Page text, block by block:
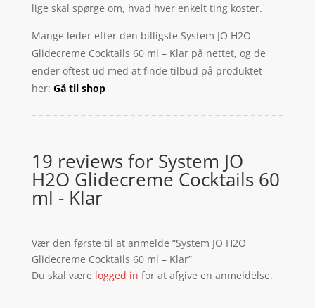
lige skal spørge om, hvad hver enkelt ting koster.
Mange leder efter den billigste System JO H2O
Glidecreme Cocktails 60 ml – Klar på nettet, og de
ender oftest ud med at finde tilbud på produktet
her: Gå til shop
19 reviews for System JO
H2O Glidecreme Cocktails 60
ml - Klar
Vær den første til at anmelde “System JO H2O
Glidecreme Cocktails 60 ml – Klar”
Du skal være logged in for at afgive en anmeldelse.